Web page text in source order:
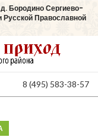
Бородино Сергиево-
Русской Православной
8 (495) 583-38-57